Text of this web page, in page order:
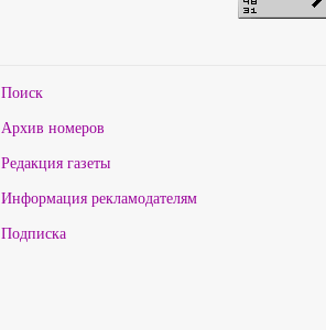
Поиск
Архив номеров
Редакция газеты
Информация рекламодателям
Подписка